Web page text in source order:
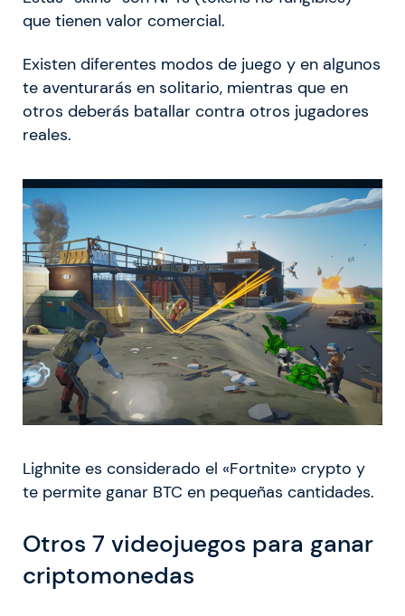
que tienen valor comercial.
Existen diferentes modos de juego y en algunos
te aventurarás en solitario, mientras que en
otros deberás batallar contra otros jugadores
reales.
Lighnite es considerado el «Fortnite» crypto y
te permite ganar BTC en pequeñas cantidades.
Otros 7 videojuegos para ganar
criptomonedas